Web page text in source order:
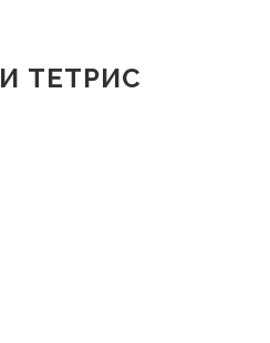
ТЕТРИС